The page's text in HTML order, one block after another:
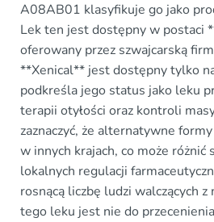
A08AB01 klasyfikuje go jako
Lek ten jest dostępny w postaci
oferowany przez szwajcarską
**Xenical** jest dostępny tylko
podkreśla jego status jako leku
terapii otyłości oraz kontroli
zaznaczyć, że alternatywne
w innych krajach, co może różnić
lokalnych regulacji
rosnącą liczbę ludzi walczących z
tego leku jest nie do